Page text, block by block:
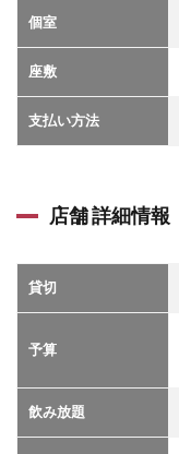
個室
座敷
支払い方法
店舗 詳細情報
貸切
予算
飲み放題